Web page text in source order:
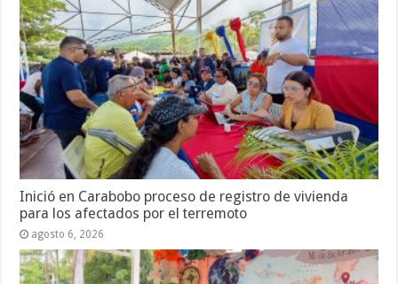
Inició en Carabobo proceso de registro de vivienda
para los afectados por el terremoto
agosto 6, 2026